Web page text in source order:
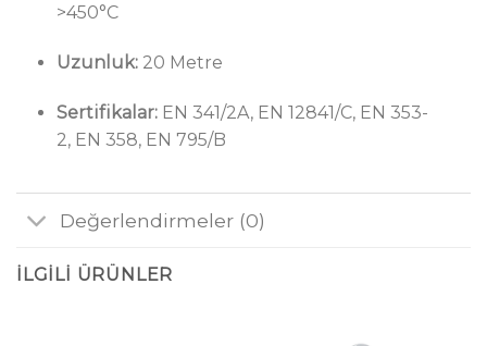
>450°C
Uzunluk:20 Metre
Sertifikalar:EN 341/2A, EN 12841/C, EN 353-
2, EN 358, EN 795/B
Değerlendirmeler (0)
İLGILI ÜRÜNLER